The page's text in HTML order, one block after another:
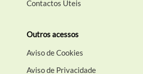
Contactos Úteis
Outros acessos
Aviso de Cookies
Aviso de Privacidade